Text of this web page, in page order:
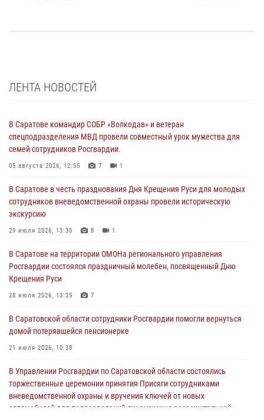
ЛЕНТА НОВОСТЕЙ
В Саратове командир СОБР «Волкодав» и ветеран
спецподразделения МВД провели совместный урок мужества для
семей сотрудников Росгвардии.
05 августа 2026, 12:55 7 1
В Саратове в честь празднования Дня Крещения Руси для молодых
сотрудников вневедомственной охраны провели историческую
экскурсию
29 июля 2026, 13:30 8 1
В Саратове на территории ОМОНа регионального управления
Росгвардии состоялся праздничный молебен, посвященный Дню
Крещения Руси
28 июля 2026, 13:25 7
В Саратовской области сотрудники Росгвардии помогли вернуться
домой потерявшейся пенсионерке
21 июля 2026, 10:38
В Управлении Росгвардии по Саратовской области состоялись
торжественные церемонии принятия Присяги сотрудниками
вневедомственной охраны и вручения ключей от новых
автомобилей для подразделений лицензионно-разрешительной